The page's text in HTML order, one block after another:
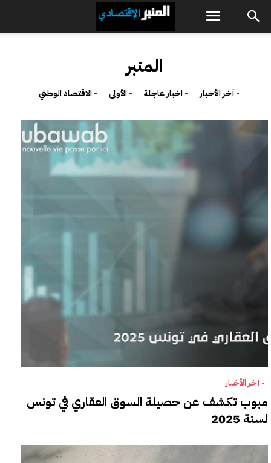
المنبر
- آخر الأخبار - اخبار عاجلة - الأولى - الاقتصاد الوطني
- آخر الأخبار
مبوب تكشف عن حصيلة السوق العقاري في تونس
لسنة 2025